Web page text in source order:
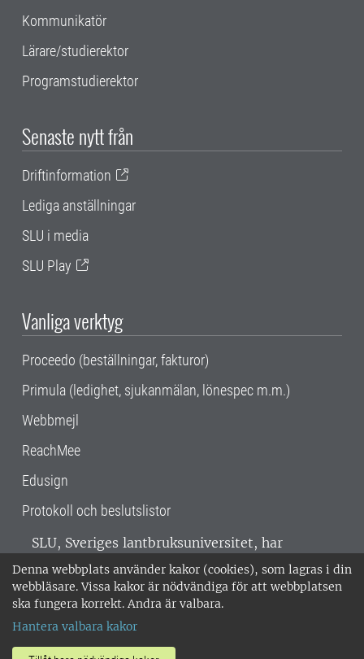
Denna webbplats använder kakor (cookies), som lagras i din
webbläsare. Vissa kakor är nödvändiga för att webbplatsen
ska fungera korrekt. Andra är valbara.
Hantera valbara kakor
Kommunikatör
Lärare/studierektor
Programstudierektor
Senaste nytt från
Driftinformation
Lediga anställningar
SLU i media
SLU Play
Vanliga verktyg
Proceedo (beställningar, fakturor)
Primula (ledighet, sjukanmälan, lönespec m.m.)
Webbmejl
ReachMee
Edusign
Protokoll och beslutslistor
SLU, Sveriges lantbruksuniversitet, har
verksamhet över hela Sverige. Huvudorter är
Alnarp, Uppsala och Umeå.SLU är
miljöcertifierat enligt ISO 14001. •
018-67 10 00 • Org nr: 202100-2817 •